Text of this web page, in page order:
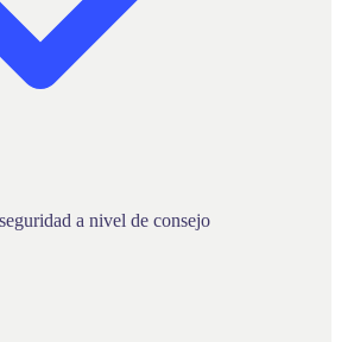
a nivel de consejo